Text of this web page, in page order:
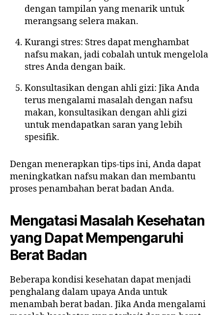
dengan tampilan yang menarik untuk
merangsang selera makan.
Kurangi stres: Stres dapat menghambat
nafsu makan, jadi cobalah untuk mengelola
stres Anda dengan baik.
Konsultasikan dengan ahli gizi: Jika Anda
terus mengalami masalah dengan nafsu
makan, konsultasikan dengan ahli gizi
untuk mendapatkan saran yang lebih
spesifik.
Dengan menerapkan tips-tips ini, Anda dapat
meningkatkan nafsu makan dan membantu
proses penambahan berat badan Anda.
Mengatasi Masalah Kesehatan
yang Dapat Mempengaruhi
Berat Badan
Beberapa kondisi kesehatan dapat menjadi
penghalang dalam upaya Anda untuk
menambah berat badan. Jika Anda mengalami